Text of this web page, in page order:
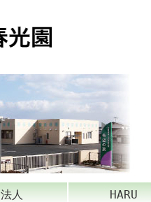
法人 HARU